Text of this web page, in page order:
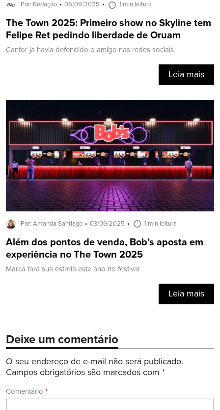
Por: Redação 06/09/2025 1 min leitura
The Town 2025: Primeiro show no Skyline tem
Felipe Ret pedindo liberdade de Oruam
Cantor já havia defendido o amigo nas redes sociais
Leia mais
Por: Amanda Santiago 03/09/2025 1 min leitura
Além dos pontos de venda, Bob’s aposta em
experiência no The Town 2025
Marca fará sua estreia este ano no festival
Leia mais
Deixe um comentário
O seu endereço de e-mail não será publicado.
Campos obrigatórios são marcados com *
Comentário *